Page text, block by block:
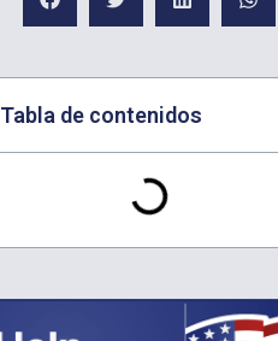
Tabla de contenidos